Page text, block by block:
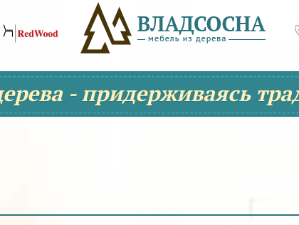
- придерживаясь